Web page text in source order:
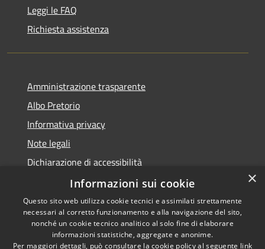
Leggi le FAQ
Richiesta assistenza
Amministrazione trasparente
Albo Pretorio
Informativa privacy
Note legali
Dichiarazione di accessibilità
Piano miglioramento sito
RSS
Copyright © 2026 • Comune di
×
Informazioni sui cookie
Questo sito web utilizza cookie tecnici e assimilati strettamente
necessari al corretto funzionamento e alla navigazione del sito,
nonché un cookie tecnico analitico al solo fine di elaborare
informazioni statistiche, aggregate e anonime.
Per maggiori dettagli, può consultare la cookie policy al seguente link